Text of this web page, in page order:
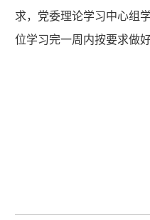
求，党委理论学习中心组
位学习完一周内按要求做